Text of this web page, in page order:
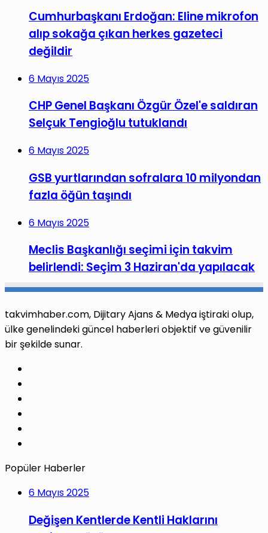
Cumhurbaşkanı Erdoğan: Eline mikrofon
alıp sokağa çıkan herkes gazeteci
değildir
6 Mayıs 2025
CHP Genel Başkanı Özgür Özel'e saldıran
Selçuk Tengioğlu tutuklandı
6 Mayıs 2025
GSB yurtlarından sofralara 10 milyondan
fazla öğün taşındı
6 Mayıs 2025
Meclis Başkanlığı seçimi için takvim
belirlendi: Seçim 3 Haziran'da yapılacak
takvimhaber.com, Dijitary Ajans & Medya iştiraki olup,
ülke genelindeki güncel haberleri objektif ve güvenilir
bir şekilde sunar.
Popüler Haberler
6 Mayıs 2025
Değişen Kentlerde Kentli Haklarını